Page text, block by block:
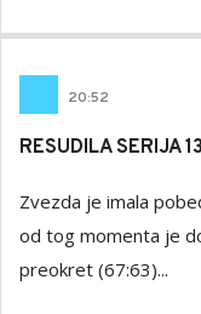
20:52
RESUDILA SERIJA
Zvezda je imala
od tog momenta je
preokret (67:63)...